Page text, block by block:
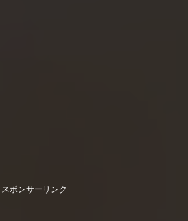
スポンサーリンク